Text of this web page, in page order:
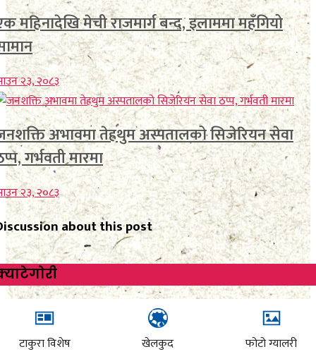
महिनादेखि मेची राजमार्ग बन्द, इलाममा महँगियो
२३, २०८३
अभावमा तेह्रथुम अस्पतालको सिजेरियन सेवा
गर्भवती मारमा
२३, २०८३
about this post
टाकुरा विशेष खेलकुद फोटो ग्यालरी